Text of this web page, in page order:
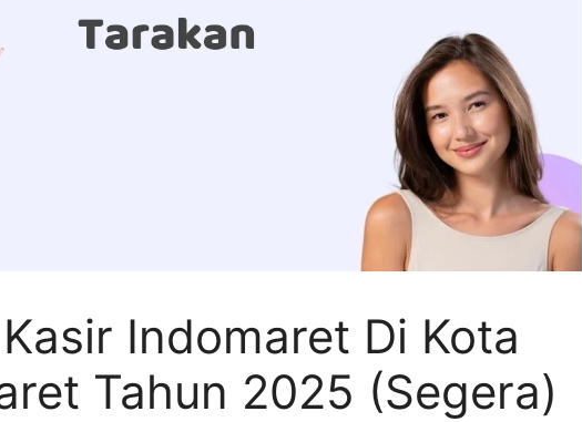
Indomaret Di Kota
Tahun 2025 (Segera)